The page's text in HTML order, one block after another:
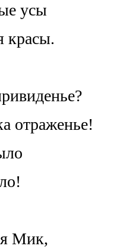
усы
красы.
отраженье!
Мик,